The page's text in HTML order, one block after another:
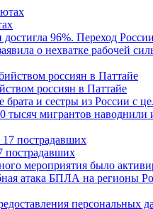
96%. Переход
о нехватке рабочей
россиян в Паттайе
и сестры из России с
тысяч мигрантов наводнили
пострадавших
мероприятия было
атака БПЛА на регионы